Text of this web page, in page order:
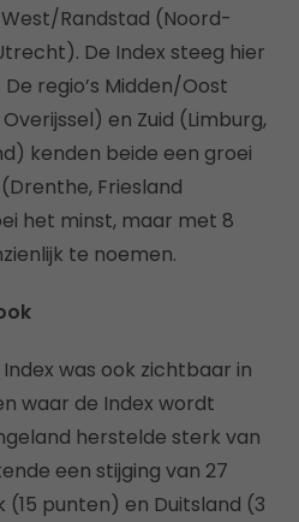
Randstad (Noord-
De Index steeg hier
De regio’s Midden/Oost
en Zuid (Limburg,
kenden beide een groei
Friesland
het minst, maar met 8
te noemen.
was ook zichtbaar in
waar de Index wordt
herstelde sterk van
een stijging van 27
(15 punten) en Duitsland (3